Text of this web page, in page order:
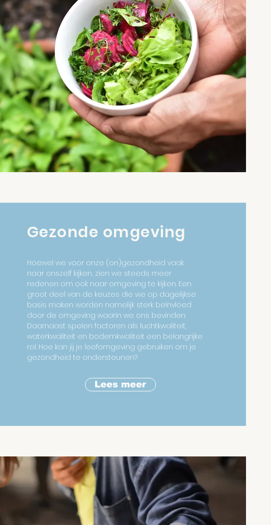
Gezonde omgeving
Hoewel we voor onze (on)gezondheid vaak
naar onszelf kijken, zien we steeds meer
redenen om ook naar omgeving te kijken. Een
groot deel van de keuzes die we op dagelijkse
basis maken worden namelijk sterk beïnvloed
door de omgeving waarin we ons bevinden.
Daarnaast spelen factoren als luchtkwaliteit,
waterkwaliteit en bodemkwaliteit een belangrijke
rol. Hoe kan jij je leefomgeving gebruiken om je
gezondheid te ondersteunen?
Lees meer